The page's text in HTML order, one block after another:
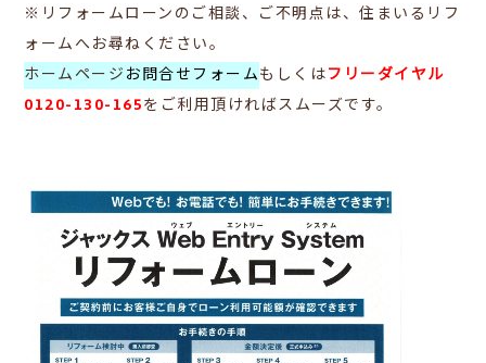
※リフォームローンのご相談、ご不明点は、住まいるリフ
ォームへお尋ねください。
ホームページお問合せフォームもしくはフリーダイヤル
0120-130-165をご利用頂ければスムーズです。